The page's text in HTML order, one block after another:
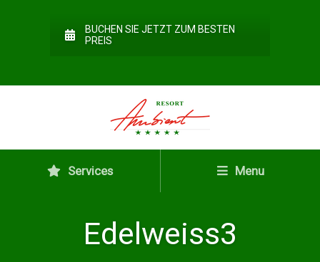
BUCHEN SIE JETZT ZUM BESTEN
PREIS
Services Menu
Edelweiss3